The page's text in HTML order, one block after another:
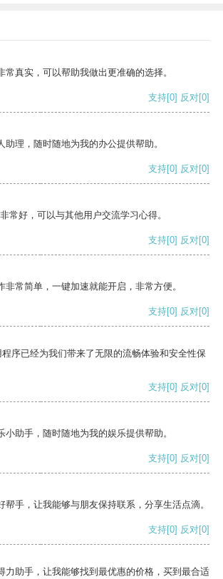
常真实，可以帮助我做出更准确的选择。
支持[0] 反对[0]
助理，随时随地为我的办公提供帮助。
支持[0] 反对[0]
常好，可以与其他用户交流学习心得。
支持[0] 反对[0]
非常简单，一键加速就能开启，非常方便。
支持[0] 反对[0]
序已经为我们带来了无限的流畅体验和安全性保
支持[0] 反对[0]
小助手，随时随地为我的娱乐提供帮助。
支持[0] 反对[0]
帮手，让我能够与朋友保持联系，分享生活点滴。
支持[0] 反对[0]
力助手，让我能够找到最优惠的价格，买到最合适